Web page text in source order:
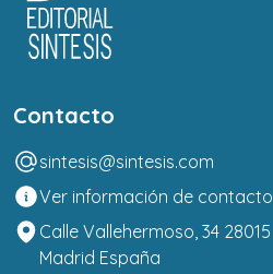
Contacto
sintesis@sintesis.com
Ver información de contacto
Calle Vallehermoso, 34 28015
Madrid España